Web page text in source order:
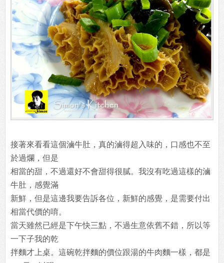
接著來看看這個滷牛肚，真的滷得超入味的，口感也不至
於過爛，但是
相當的甜，不過還好不會甜得很膩。我沒有吃過這樣的滷
牛肚，感覺滿
新鮮，但是這邊我要告訴各位，新鮮的感覺，是需要付出
相當代價的唷。
當天雖然已經是下午快三點，不過生意依舊不錯，所以等
一下子我的乾
拌麵才上桌。這碗乾拌麵的價位跟湯的牛肉麵一樣，都是